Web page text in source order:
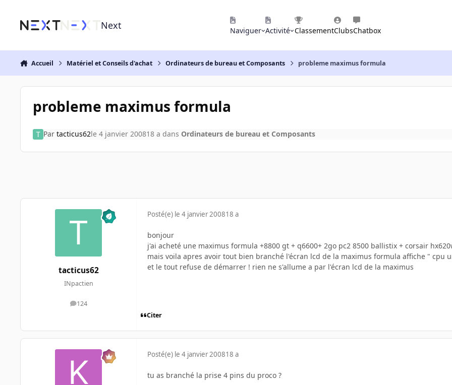
Next Naviguer Activité ClassementClubsChatbox
Accueil Matériel et Conseils d'achat Ordinateurs de bureau et Composants probleme maximus formula
probleme maximus formula
Par tacticus62le 4 janvier 200818 a dans Ordinateurs de bureau et Composants
tacticus62
INpactien
124
messages
Posté(e) le 4 janvier 200818 a
bonjour
j'ai acheté une maximus formula +8800 gt + q6600+ 2go pc2 8500 ballistix + corsair
mais voila apres avoir tout bien branché l'écran lcd de la maximus formula affiche " cpu
et le tout refuse de démarrer ! rien ne s'allume a par l'écran lcd de la maximus
Citer
Posté(e) le 4 janvier 200818 a
tu as branché la prise 4 pins du proco ?